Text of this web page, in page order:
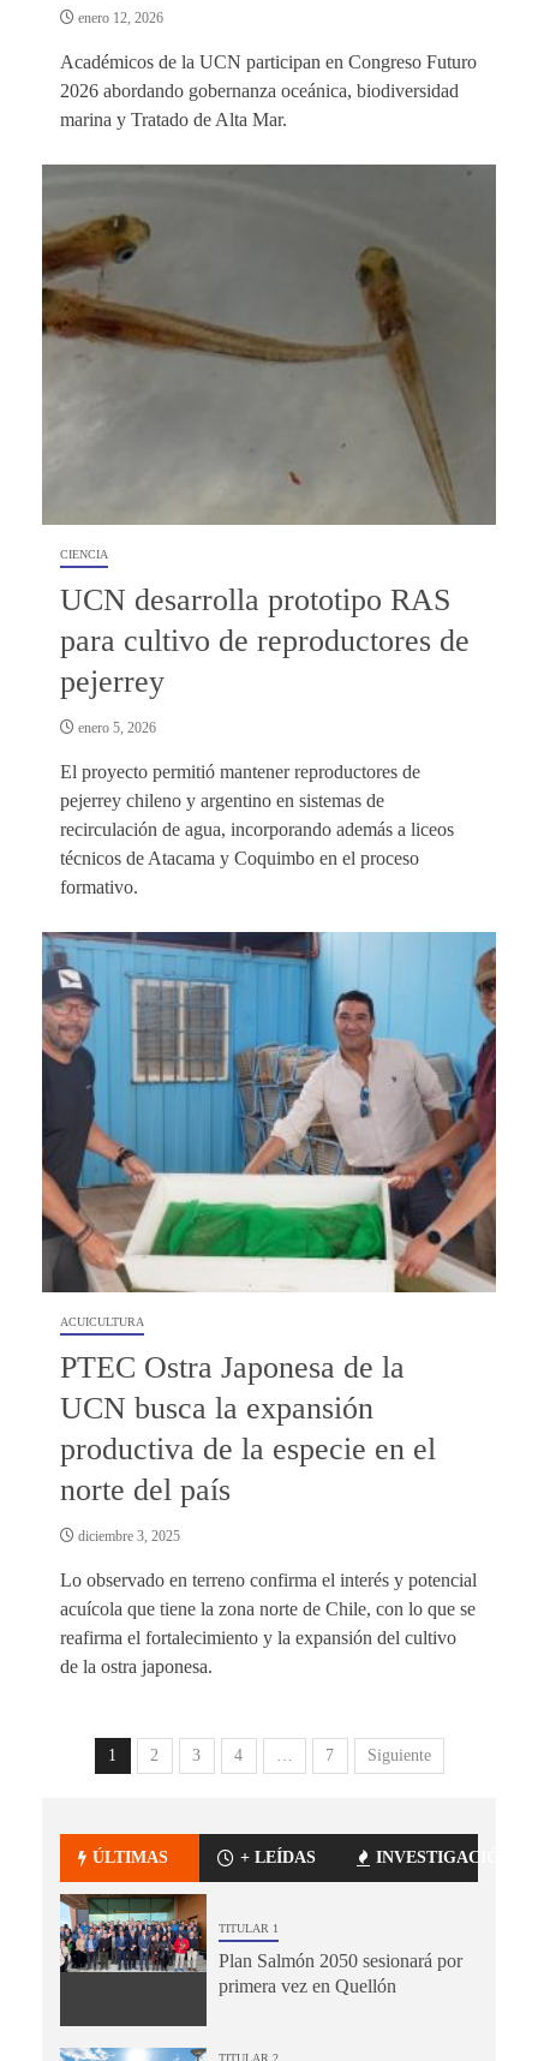
enero 12, 2026
Académicos de la UCN participan en Congreso Futuro
2026 abordando gobernanza oceánica, biodiversidad
marina y Tratado de Alta Mar.
CIENCIA
UCN desarrolla prototipo RAS
para cultivo de reproductores de
pejerrey
enero 5, 2026
El proyecto permitió mantener reproductores de
pejerrey chileno y argentino en sistemas de
recirculación de agua, incorporando además a liceos
técnicos de Atacama y Coquimbo en el proceso
formativo.
ACUICULTURA
PTEC Ostra Japonesa de la
UCN busca la expansión
productiva de la especie en el
norte del país
diciembre 3, 2025
Lo observado en terreno confirma el interés y potencial
acuícola que tiene la zona norte de Chile, con lo que se
reafirma el fortalecimiento y la expansión del cultivo
de la ostra japonesa.
1 2 3 4 7 Siguiente
ÚLTIMAS + LEÍDAS INVESTIGACIÓN
TITULAR 1
Plan Salmón 2050 sesionará por
primera vez en Quellón
TITULAR 2